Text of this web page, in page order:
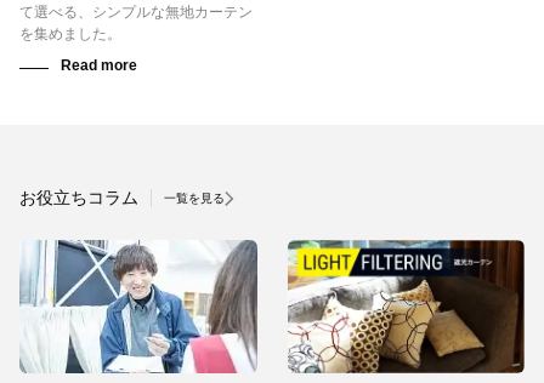
て選べる、シンプルな無地カーテン
を集めました。
お役立ちコラム 一覧を見る